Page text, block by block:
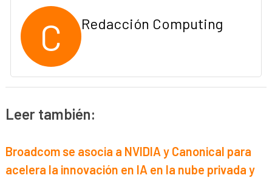
C Redacción Computing
Leer también:
Broadcom se asocia a NVIDIA y Canonical para
acelera la innovación en IA en la nube privada y